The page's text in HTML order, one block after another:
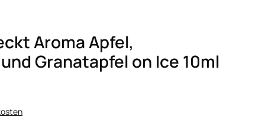
Aroma Apfel,
Granatapfel on Ice 10ml